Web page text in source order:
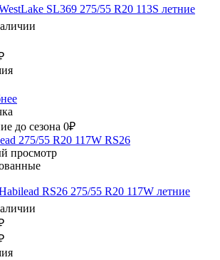
SL369 275/55 R20 113S летние
до сезона 0₽
просмотр
RS26 275/55 R20 117W летние